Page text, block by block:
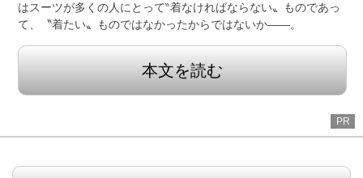
はスーツが多くの人にとって‶着なければならない〟ものであっ
て、〝着たい〟ものではなかったからではないか――。
本文を読む
PR